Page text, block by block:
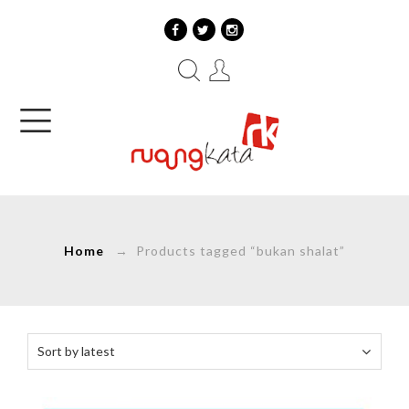
Home → Products tagged “bukan shalat”